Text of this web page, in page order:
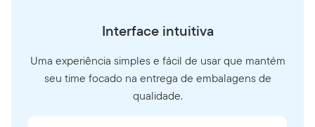
Interface intuitiva
Uma experiência simples e fácil de usar que mantém
seu time focado na entrega de embalagens de
qualidade.